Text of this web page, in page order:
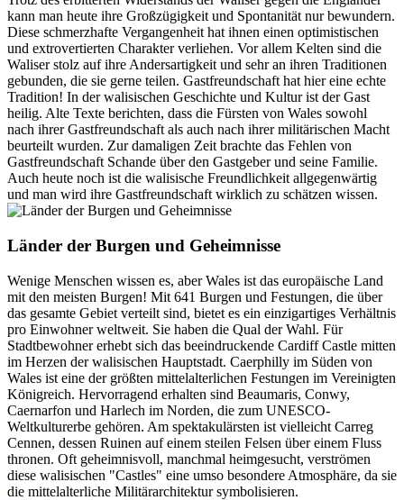
kann man heute ihre Großzügigkeit und Spontanität nur bewundern.
Diese schmerzhafte Vergangenheit hat ihnen einen optimistischen
und extrovertierten Charakter verliehen. Vor allem Kelten sind die
Waliser stolz auf ihre Andersartigkeit und sehr an ihren Traditionen
gebunden, die sie gerne teilen. Gastfreundschaft hat hier eine echte
Tradition! In der walisischen Geschichte und Kultur ist der Gast
heilig. Alte Texte berichten, dass die Fürsten von Wales sowohl
nach ihrer Gastfreundschaft als auch nach ihrer militärischen Macht
beurteilt wurden. Zur damaligen Zeit brachte das Fehlen von
Gastfreundschaft Schande über den Gastgeber und seine Familie.
Auch heute noch ist die walisische Freundlichkeit allgegenwärtig
und man wird ihre Gastfreundschaft wirklich zu schätzen wissen.
Länder der Burgen und Geheimnisse
Wenige Menschen wissen es, aber Wales ist das europäische Land
mit den meisten Burgen! Mit 641 Burgen und Festungen, die über
das gesamte Gebiet verteilt sind, bietet es ein einzigartiges Verhältnis
pro Einwohner weltweit. Sie haben die Qual der Wahl. Für
Stadtbewohner erhebt sich das beeindruckende Cardiff Castle mitten
im Herzen der walisischen Hauptstadt. Caerphilly im Süden von
Wales ist eine der größten mittelalterlichen Festungen im Vereinigten
Königreich. Hervorragend erhalten sind Beaumaris, Conwy,
Caernarfon und Harlech im Norden, die zum UNESCO-
Weltkulturerbe gehören. Am spektakulärsten ist vielleicht Carreg
Cennen, dessen Ruinen auf einem steilen Felsen über einem Fluss
thronen. Oft geheimnisvoll, manchmal heimgesucht, verströmen
diese walisischen "Castles" eine umso besondere Atmosphäre, da sie
die mittelalterliche Militärarchitektur symbolisieren.